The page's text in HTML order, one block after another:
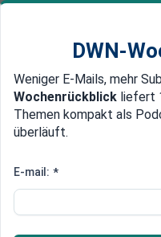
Newsticker MEIN
Edelmetalle
Höhere Löhne gefordert
Vor Fußball-
Polizei droht
DWN-
Weniger E-Mails, mehr
Wochenrückblick liefert
Themen kompakt als
überläuft.
E-mail: *